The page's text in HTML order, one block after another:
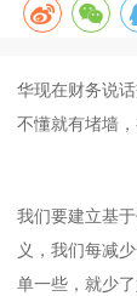
华现在财务说
不懂就有堵墙
我们要建立基
义，我们每减
单一些，就少了